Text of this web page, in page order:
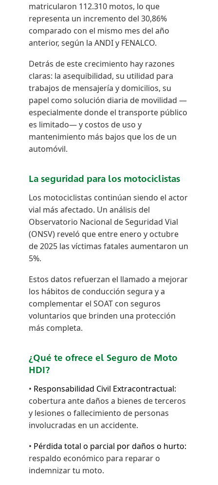
matricularon 112.310 motos, lo que
representa un incremento del 30,86%
comparado con el mismo mes del año
anterior, según la ANDI y FENALCO.
Detrás de este crecimiento hay razones
claras: la asequibilidad, su utilidad para
trabajos de mensajería y domicilios, su
papel como solución diaria de movilidad —
especialmente donde el transporte público
es limitado— y costos de uso y
mantenimiento más bajos que los de un
automóvil.
La seguridad para los motociclistas
Los motociclistas continúan siendo el actor
vial más afectado. Un análisis del
Observatorio Nacional de Seguridad Vial
(ONSV) reveló que entre enero y octubre
de 2025 las víctimas fatales aumentaron un
5%.
Estos datos refuerzan el llamado a mejorar
los hábitos de conducción segura y a
complementar el SOAT con seguros
voluntarios que brinden una protección
más completa.
¿Qué te ofrece el Seguro de Moto
HDI?
• Responsabilidad Civil Extracontractual:
cobertura ante daños a bienes de terceros
y lesiones o fallecimiento de personas
involucradas en un accidente.
• Pérdida total o parcial por daños o hurto:
respaldo económico para reparar o
indemnizar tu moto.